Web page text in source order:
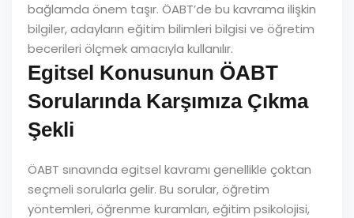
bağlamda önem taşır. ÖABT’de bu kavrama ilişkin
bilgiler, adayların eğitim bilimleri bilgisi ve öğretim
becerileri ölçmek amacıyla kullanılır.
Egitsel Konusunun ÖABT
Sorularında Karşımıza Çıkma
Şekli
ÖABT sınavında egitsel kavramı genellikle çoktan
seçmeli sorularla gelir. Bu sorular, öğretim
yöntemleri, öğrenme kuramları, eğitim psikolojisi,